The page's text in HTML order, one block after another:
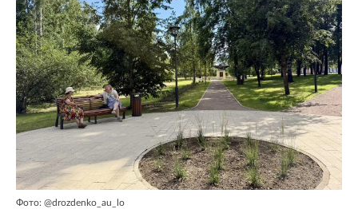
Фото: @drozdenko_au_lo